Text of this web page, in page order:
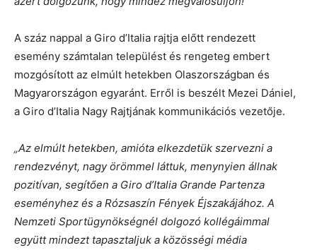
A száz nappal a Giro d’Italia rajtja előtt rendezett
esemény számtalan települést és rengeteg embert
mozgósított az elmúlt hetekben Olaszországban és
Magyarországon egyaránt. Erről is beszélt Mezei Dániel,
a Giro d’Italia Nagy Rajtjának kommunikációs vezetője.
„Az elmúlt hetekben, amióta elkezdetük szervezni a
rendezvényt, nagy örömmel láttuk, menynyien állnak
pozitívan, segítően a Giro d’Italia Grande Partenza
eseményhez és a Rózsaszín Fények Éjszakájához. A
Nemzeti Sportügynökségnél dolgozó kollégáimmal
együtt mindezt tapasztaljuk a közösségi média